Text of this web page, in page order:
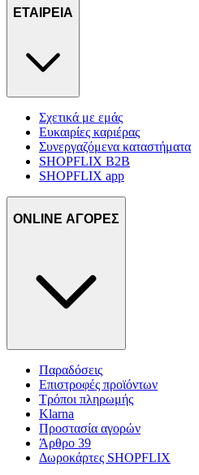
ΕΤΑΙΡΕΙΑ
Σχετικά με εμάς
Ευκαιρίες καριέρας
Συνεργαζόμενα καταστήματα
SHOPFLIX B2B
SHOPFLIX app
ONLINE ΑΓΟΡΕΣ
Παραδόσεις
Επιστροφές προϊόντων
Τρόποι πληρωμής
Klarna
Προστασία αγορών
Άρθρο 39
Δωροκάρτες SHOPFLIX